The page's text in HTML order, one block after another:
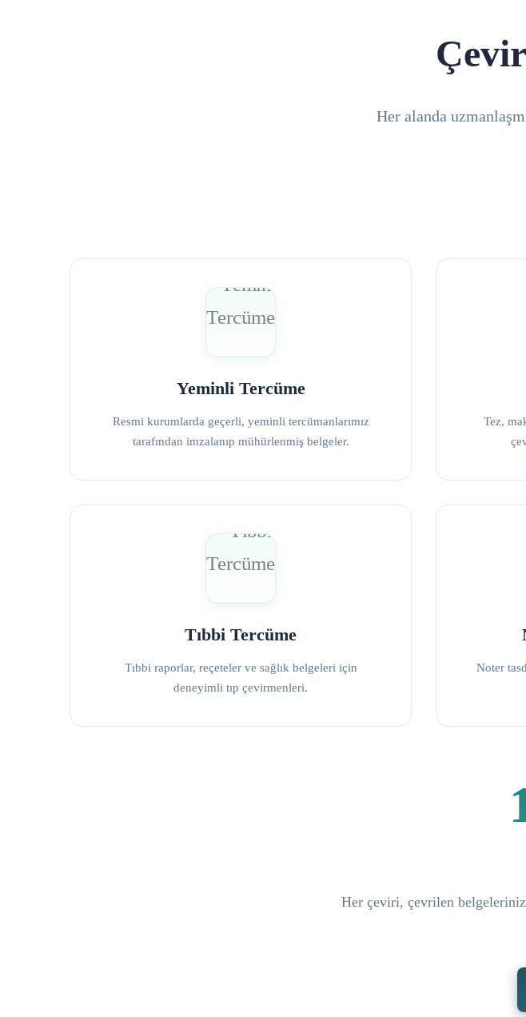
Her alanda
Yeminli Tercüme
Resmi kurumlarda geçerli, yeminli tercümanlarımız
tarafından imzalanıp mühürlenmiş belgeler.
Tez,
Tıbbi Tercüme
Tıbbi raporlar, reçeteler ve sağlık belgeleri için
deneyimli tıp çevirmenleri.
Noter
Her çeviri, çevrilen